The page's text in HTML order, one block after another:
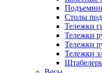
Столы
Тележки
Тележки
Тележки
Тележки